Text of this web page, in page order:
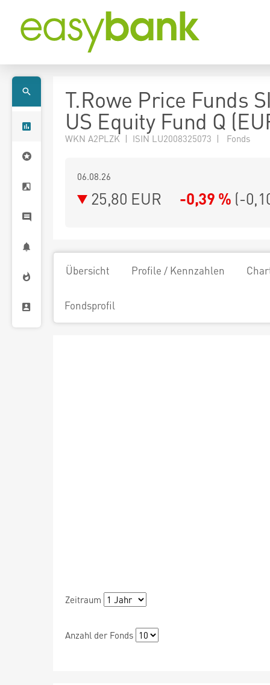
T.Rowe Price Funds
US Equity Fund Q
WKN A2PLZK | ISIN LU2008325073 | Fonds
06.08.26
25,80 EUR -0,39 % (-
Übersicht Profile / Kennzahlen
Fondsprofil
Zeitraum
Anzahl der Fonds